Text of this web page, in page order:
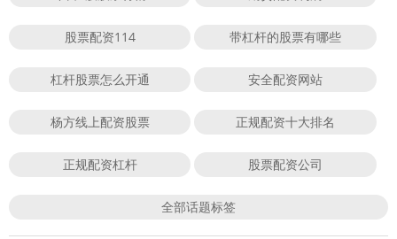
股票配资114 带杠杆的股票有哪些
杠杆股票怎么开通 安全配资网站
杨方线上配资股票 正规配资十大排名
正规配资杠杆 股票配资公司
全部话题标签